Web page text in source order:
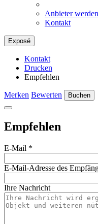
Anbieter
Kontakt
Exposé
Kontakt
Drucken
Empfehlen
Merken Bewerten Buchen
Empfehlen
E-Mail *
E-Mail-Adresse des
Ihre Nachricht